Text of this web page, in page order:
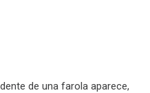
de una farola aparece,